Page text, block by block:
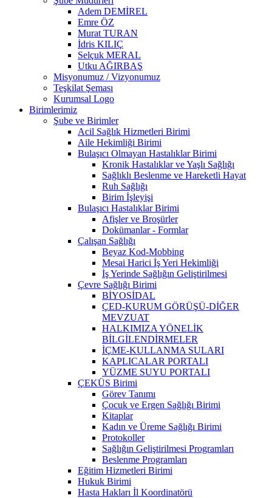
Adem DEMİREL
Emre ÖZ
Murat TURAN
İdris KILIÇ
Selçuk MERAL
Utku AĞIRBAŞ
Misyonumuz / Vizyonumuz
Teşkilat Şeması
Kurumsal Logo
Birimlerimiz
Şube ve Birimler
Acil Sağlık Hizmetleri Birimi
Aile Hekimliği Birimi
Bulaşıcı Olmayan Hastalıklar Birimi
Kronik Hastalıklar ve Yaşlı Sağlığı
Sağlıklı Beslenme ve Hareketli Hayat
Ruh Sağlığı
Birim İşleyişi
Bulaşıcı Hastalıklar Birimi
Afişler ve Broşürler
Dokümanlar - Formlar
Çalışan Sağlığı
Beyaz Kod-Mobbing
Mesai Harici İş Yeri Hekimliği
İş Yerinde Sağlığın Geliştirilmesi
Çevre Sağlığı Birimi
BİYOSİDAL
ÇED-KURUM GÖRÜŞÜ-DİĞER
MEVZUAT
HALKIMIZA YÖNELİK
BİLGİLENDİRMELER
İÇME-KULLANMA SULARI
KAPLICALAR PORTALI
YÜZME SUYU PORTALI
ÇEKÜS Birimi
Görev Tanımı
Çocuk ve Ergen Sağlığı Birimi
Kitaplar
Kadın ve Üreme Sağlığı Birimi
Protokoller
Sağlığın Geliştirilmesi Programları
Beslenme Programları
Eğitim Hizmetleri Birimi
Hukuk Birimi
Hasta Hakları İl Koordinatörü